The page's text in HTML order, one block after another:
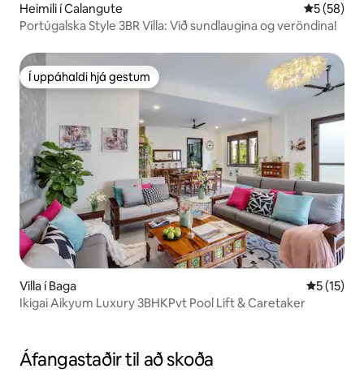
Heimili í Calangute 5 af 5 í
5 (58)
Portúgalska Style 3BR Villa: Við sundlaugina og veröndina!
Í uppáhaldi hjá gestum
Í uppáhaldi hjá gestum
Villa í Baga 5 af 5 í
5 (15)
Ikigai Aikyum Luxury 3BHKPvt Pool Lift & Caretaker
Áfangastaðir til að skoða